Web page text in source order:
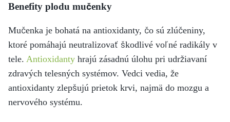
Benefity plodu mučenky
Mučenka je bohatá na antioxidanty, čo sú zlúčeniny,
ktoré pomáhajú neutralizovať škodlivé voľné radikály v
tele. Antioxidanty hrajú zásadnú úlohu pri udržiavaní
zdravých telesných systémov. Vedci vedia, že
antioxidanty zlepšujú prietok krvi, najmä do mozgu a
nervového systému.